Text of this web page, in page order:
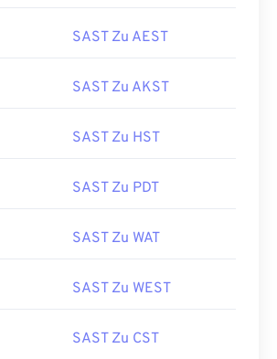
SAST Zu AEST
SAST Zu AKST
SAST Zu HST
SAST Zu PDT
SAST Zu WAT
SAST Zu WEST
SAST Zu CST